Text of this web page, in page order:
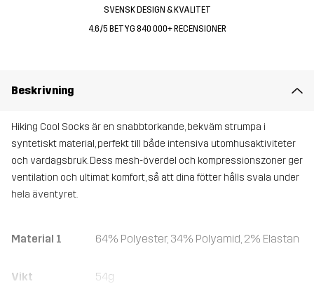
SVENSK DESIGN & KVALITET
4.6/5 BETYG 840 000+ RECENSIONER
Beskrivning
Hiking Cool Socks är en snabbtorkande, bekväm strumpa i
syntetiskt material, perfekt till både intensiva utomhusaktiviteter
och vardagsbruk. Dess mesh-överdel och kompressionszoner ger
ventilation och ultimat komfort, så att dina fötter hålls svala under
hela äventyret.
Material 1 64% Polyester, 34% Polyamid, 2% Elastan
Vikt 54g